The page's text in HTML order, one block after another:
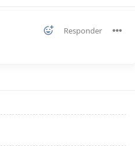
Responder